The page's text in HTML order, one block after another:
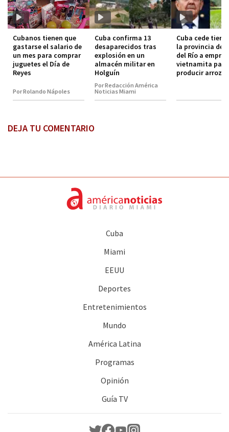
Cubanos tienen que
gastarse el salario de
un mes para comprar
juguetes el Día de
Reyes
Por Rolando Nápoles
Cuba confirma 13
desaparecidos tras
explosión en un
almacén militar en
Holguín
Por Redacción América
Noticias Miami
Cuba cede
la provincia de
del Río a
vietnamita para
producir arroz
DEJA TU COMENTARIO
Cuba
Miami
EEUU
Deportes
Entretenimientos
Mundo
América Latina
Programas
Opinión
Guía TV